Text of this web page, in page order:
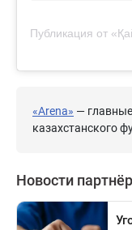
«Arena» —
казахстанского